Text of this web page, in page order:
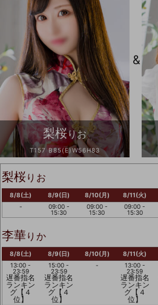
梨桜りお
T157 B85(E)W56H83
&
梨桜りお
8/8(土)
-
8/9(日)
09:00 -
15:30
8/10(月)
09:00 -
15:30
8/11(火)
09:00 -
15:30
李華 りか
8/8(土)
13:00 -
23:59
遅番指名
ランキン
グ【４
位】
8/9(日)
15:00 -
23:59
遅番指名
ランキン
グ【４
位】
8/10(月)
-
8/11(火)
13:00 -
23:59
遅番指名
ランキン
グ【４
位】